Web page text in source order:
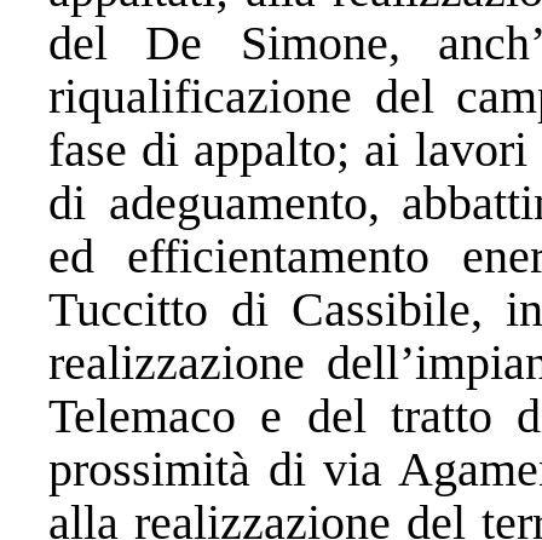
del De Simone,
riqualificazione del
fase di appalto; ai
di adeguamento,
ed efficientamento
Tuccitto di Cassibile,
realizzazione
Telemaco e del tratto
prossimità di via
alla realizzazione del